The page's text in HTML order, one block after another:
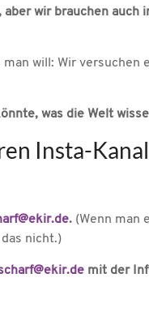
wir brauchen
will: Wir
was die Welt
Insta-
. (Wenn man
nicht.)
mit der